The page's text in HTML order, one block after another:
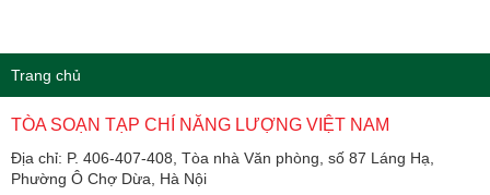
Trang chủ
TÒA SOẠN TẠP CHÍ NĂNG LƯỢNG VIỆT NAM
Địa chỉ: P. 406-407-408, Tòa nhà Văn phòng, số 87 Láng Hạ,
Phường Ô Chợ Dừa, Hà Nội